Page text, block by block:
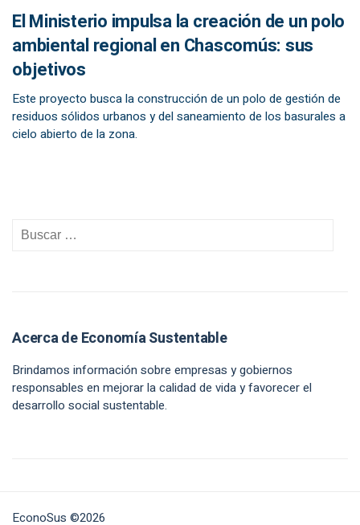
El Ministerio impulsa la creación de un polo
ambiental regional en Chascomús: sus
objetivos
Este proyecto busca la construcción de un polo de gestión de
residuos sólidos urbanos y del saneamiento de los basurales a
cielo abierto de la zona.
Acerca de Economía Sustentable
Brindamos información sobre empresas y gobiernos
responsables en mejorar la calidad de vida y favorecer el
desarrollo social sustentable.
EconoSus ©2026